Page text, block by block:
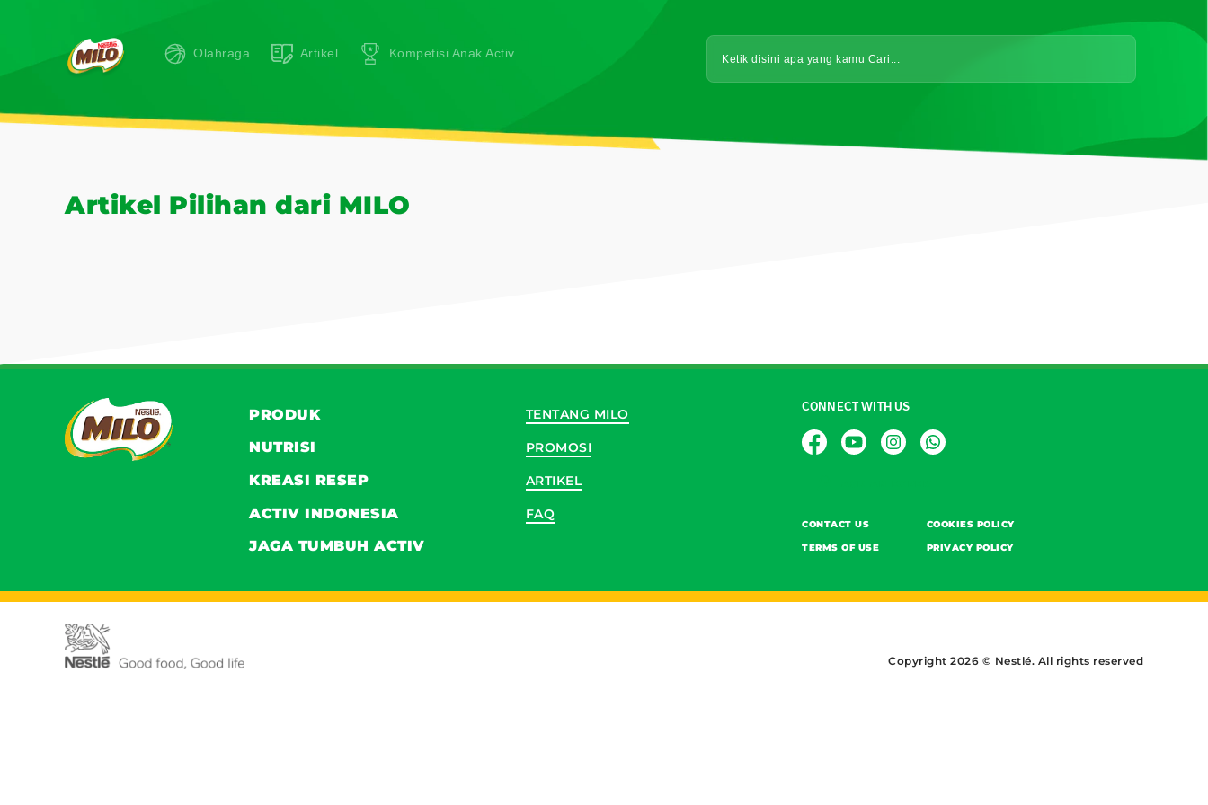
Olahraga Artikel Kompetisi Anak Activ
Artikel Pilihan dari MILO
PRODUK
NUTRISI
KREASI RESEP
ACTIV INDONESIA
JAGA TUMBUH ACTIV
TENTANG MILO
PROMOSI
ARTIKEL
FAQ
CONNECT WITH US
CONTACT US COOKIES POLICY
TERMS OF USE PRIVACY POLICY
Copyright 2026 © Nestlé. All rights reserved